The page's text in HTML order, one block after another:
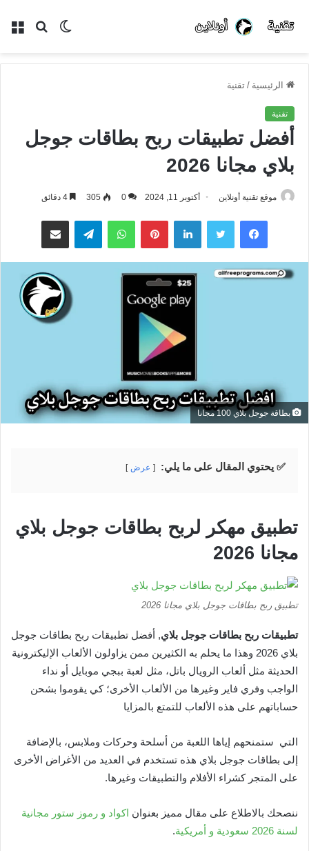
بحث الوضع
الرئيسية / تقنية
تقنية
أفضل تطبيقات ربح بطاقات جوجل
بلاي مجانا 2026
موقع تقنية أونلاين أكتوبر 11, 2024 0
305
فيسبوك تويتر لينكدإن بينتيريستواتساب تيلقرام مشاركة عبر البريد
بطاقة جوجل بلاي 100 مجانا
✅ يحتوي المقال على ما يلي: عرض
تطبيق مهكر لربح بطاقات جوجل بلاي
مجانا 2026
تطبيق ربح بطاقات جوجل بلاي مجانا 2026
تطبيقات ربح بطاقات جوجل بلاي, أفضل تطبيقات ربح بطاقات جوجل
بلاي 2026 وهذا ما يحلم به الكثيرين ممن يزاولون الألعاب الإليكترونية
الحديثة مثل ألعاب الرويال باتل، مثل لعبة ببجي موبايل أو نداء
الواجب وفري فاير وغيرها من الألعاب الأخرى؛ كي يقوموا بشحن
حساباتهم على هذه الألعاب للتمتع بالمزايا
التي ستمنحهم إياها اللعبة من أسلحة وحركات وملابس، بالإضافة
إلى بطاقات جوجل بلاي هذه تستخدم في العديد من الأغراض الأخرى
على المتجر كشراء الأفلام والتطبيقات وغيرها.
ننصحك بالاطلاع على مقال مميز بعنوان اكواد و رموز ستور مجانية
لسنة 2026 سعودية و أمريكية
.